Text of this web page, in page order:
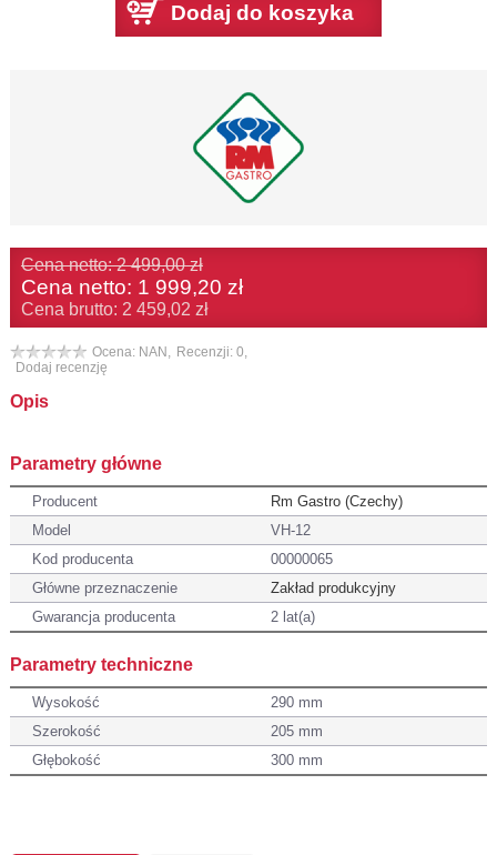
Dodaj do koszyka
Cena netto: 2 499,00 zł
Cena netto: 1 999,20 zł
Cena brutto: 2 459,02 zł
Ocena: NAN, Recenzji: 0,
Dodaj recenzję
Opis
Parametry główne
Producent
Rm Gastro (Czechy)
Model
VH-12
Kod producenta
00000065
Główne przeznaczenie
Zakład produkcyjny
Gwarancja producenta
2 lat(a)
Parametry techniczne
Wysokość
290 mm
Szerokość
205 mm
Głębokość
300 mm